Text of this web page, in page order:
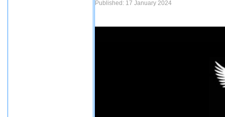
Published: 17 January 2024